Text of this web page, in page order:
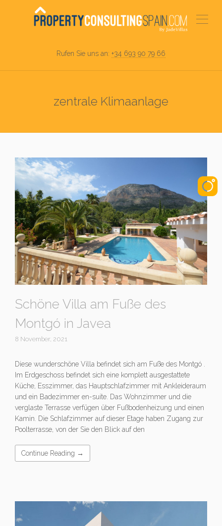
Rufen Sie uns an: +34 693 90 79 66
zentrale Klimaanlage
Schöne Villa am Fuße des
Montgó in Javea
8 November, 2021
Diese wunderschöne Villa befindet sich am Fuße des Montgó .
Im Erdgeschoss befindet sich eine komplett ausgestattete
Küche, Esszimmer, das Hauptschlafzimmer mit Ankleideraum
und ein Badezimmer en-suite. Das Wohnzimmer und die
verglaste Terrasse verfügen über Fußbodenheizung und einen
Kamin. Die Schlafzimmer auf dieser Etage haben Zugang zur
Poolterrasse, von der Sie den Blick auf den
Continue Reading →